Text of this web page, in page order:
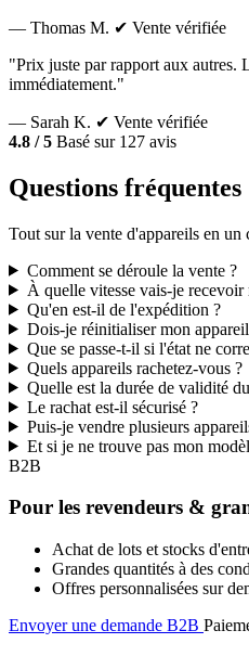
— Thomas M. ✔ Vente vérifiée
"Prix juste par rapport aux autres.
immédiatement."
— Sarah K. ✔ Vente vérifiée
4.8 / 5 Basé sur 127 avis
Questions fréquentes
Tout sur la vente d'appareils en
Comment se déroule la vente ?
À quelle vitesse vais-je recevoir
Qu'en est-il de l'expédition ?
Dois-je réinitialiser mon
Que se passe-t-il si l'état ne
Quels appareils rachetez-vous ?
Quelle est la durée de validité
Le rachat est-il sécurisé ?
Puis-je vendre plusieurs
Et si je ne trouve pas mon
B2B
Pour les revendeurs &
Achat de lots et stocks
Grandes quantités à des
Offres personnalisées sur
Envoyer une demande B2B